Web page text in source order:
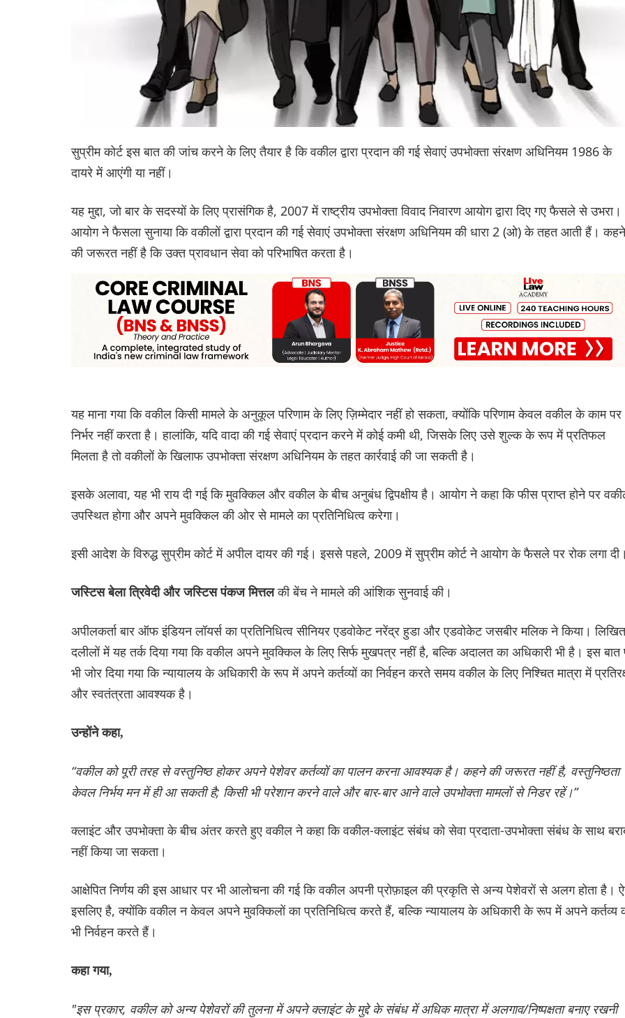
सुप्रीम कोर्ट इस बात की जांच करने के लिए तैयार है कि वकील द्वारा प्रदान की गई सेवाएं उपभोक्ता संरक्षण अधिनियम 1986 के
दायरे में आएंगी या नहीं।
यह मुद्दा, जो बार के सदस्यों के लिए प्रासंगिक है, 2007 में राष्ट्रीय उपभोक्ता विवाद निवारण आयोग द्वारा दिए गए फैसले से उभरा।
आयोग ने फैसला सुनाया कि वकीलों द्वारा प्रदान की गई सेवाएं उपभोक्ता संरक्षण अधिनियम की धारा 2 (ओ) के तहत आती हैं। कहने
की जरूरत नहीं है कि उक्त प्रावधान सेवा को परिभाषित करता है।
यह माना गया कि वकील किसी मामले के अनुकूल परिणाम के लिए ज़िम्मेदार नहीं हो सकता, क्योंकि परिणाम केवल वकील के काम पर
निर्भर नहीं करता है। हालांकि, यदि वादा की गई सेवाएं प्रदान करने में कोई कमी थी, जिसके लिए उसे शुल्क के रूप में प्रतिफल
मिलता है तो वकीलों के खिलाफ उपभोक्ता संरक्षण अधिनियम के तहत कार्रवाई की जा सकती है।
इसके अलावा, यह भी राय दी गई कि मुवक्किल और वकील के बीच अनुबंध द्विपक्षीय है। आयोग ने कहा कि फीस प्राप्त होने पर
उपस्थित होगा और अपने मुवक्किल की ओर से मामले का प्रतिनिधित्व करेगा।
इसी आदेश के विरुद्ध सुप्रीम कोर्ट में अपील दायर की गई। इससे पहले, 2009 में सुप्रीम कोर्ट ने आयोग के फैसले पर रोक लगा
जस्टिस बेला त्रिवेदी और जस्टिस पंकज मित्तलकी बेंच ने मामले की आंशिक सुनवाई की।
अपीलकर्ता बार ऑफ इंडियन लॉयर्स का प्रतिनिधित्व सीनियर एडवोकेट नरेंद्र हुडा और एडवोकेट जसबीर मलिक ने किया। लिखित
दलीलों में यह तर्क दिया गया कि वकील अपने मुवक्किल के लिए सिर्फ मुखपत्र नहीं है, बल्कि अदालत का अधिकारी भी है। इस बात
भी जोर दिया गया कि न्यायालय के अधिकारी के रूप में अपने कर्तव्यों का निर्वहन करते समय वकील के लिए निश्चित मात्रा में
और स्वतंत्रता आवश्यक है।
उन्होंने कहा,
“वकील को पूरी तरह से वस्तुनिष्ठ होकर अपने पेशेवर कर्तव्यों का पालन करना आवश्यक है। कहने की जरूरत नहीं है, वस्तुनिष्ठता
केवल निर्भय मन में ही आ सकती है; किसी भी परेशान करने वाले और बार-बार आने वाले उपभोक्ता मामलों से निडर रहें।”
क्लाइंट और उपभोक्ता के बीच अंतर करते हुए वकील ने कहा कि वकील-क्लाइंट संबंध को सेवा प्रदाता-उपभोक्ता संबंध के साथ
नहीं किया जा सकता।
आक्षेपित निर्णय की इस आधार पर भी आलोचना की गई कि वकील अपनी प्रोफ़ाइल की प्रकृति से अन्य पेशेवरों से अलग होता है।
इसलिए है, क्योंकि वकील न केवल अपने मुवक्किलों का प्रतिनिधित्व करते हैं, बल्कि न्यायालय के अधिकारी के रूप में अपने कर्तव्य
भी निर्वहन करते हैं।
कहा गया,
"इस प्रकार, वकील को अन्य पेशेवरों की तुलना में अपने क्लाइंट के मुद्दे के संबंध में अधिक मात्रा में अलगाव/निष्पक्षता बनाए रखनी